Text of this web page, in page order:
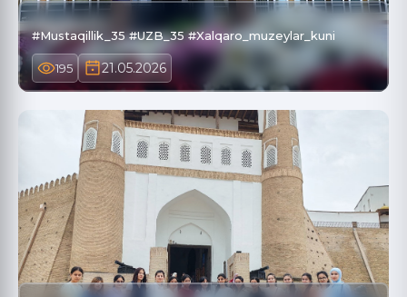
#Mustaqillik_35 #UZB_35 #Xalqaro_muzeylar_kuni
195 21.05.2026